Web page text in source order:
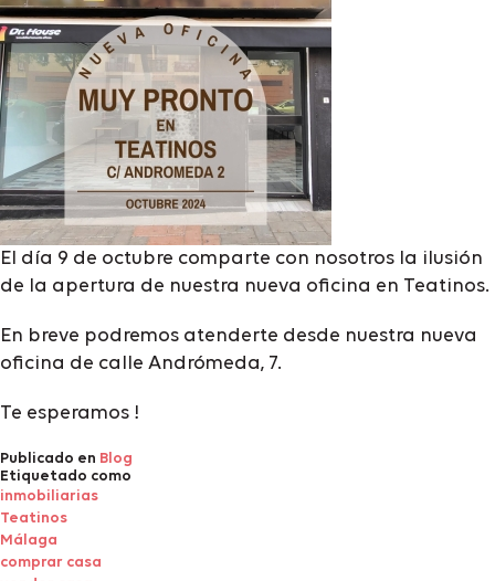
El día 9 de octubre comparte con nosotros la ilusión
de la apertura de nuestra nueva oficina en Teatinos.
En breve podremos atenderte desde nuestra nueva
oficina de calle Andrómeda, 7.
Te esperamos !
Publicado en Blog
Etiquetado como
inmobiliarias
Teatinos
Málaga
comprar casa